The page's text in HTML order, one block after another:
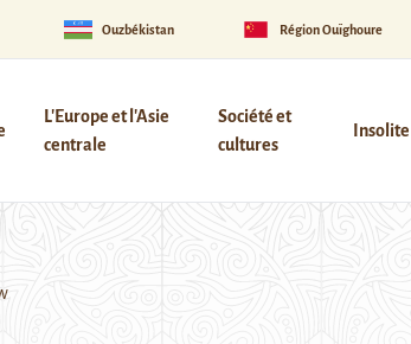
Ouzbékistan Région Ouïghoure
L'Europe et l'Asie
centrale
Société et
cultures
Insolite